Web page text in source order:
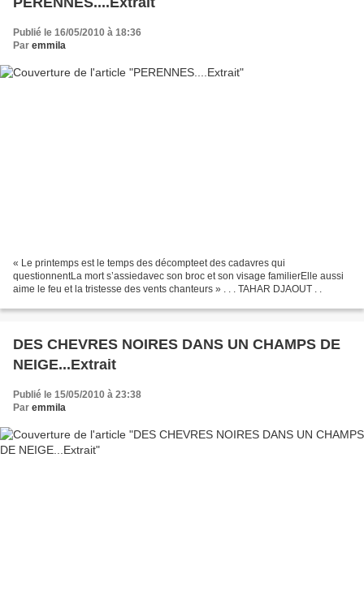
Publié le 16/05/2010 à 18:36
Par emmila
« Le printemps est le temps des décompteet des cadavres qui
questionnentLa mort s’assiedavec son broc et son visage familierElle aussi
aime le feu et la tristesse des vents chanteurs » . . . TAHAR DJAOUT . .
DES CHEVRES NOIRES DANS UN CHAMPS DE
NEIGE...Extrait
Publié le 15/05/2010 à 23:38
Par emmila